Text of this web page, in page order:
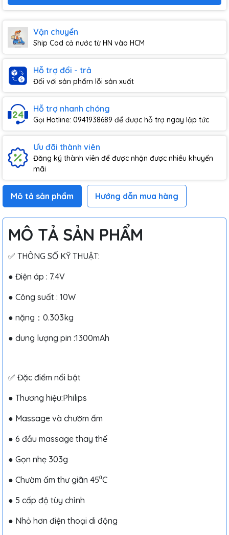
Vận chuyển
Ship Cod cả nước từ HN vào HCM
Hỗ trợ đổi - trả
Đối với sản phẩm lỗi sản xuất
Hỗ trợ nhanh chóng
Gọi Hotline: 0941938689 để được hỗ trợ ngay lập tức
Ưu đãi thành viên
Đăng ký thành viên để được nhận được nhiều khuyến
mãi
Mô tả sản phẩm Hướng dẫn mua hàng
MÔ TẢ SẢN PHẨM
✅ THÔNG SỐ KỸ THUẬT:
● Điện áp : 7.4V
● Công suất : 10W
● nặng：0.303kg
● dung lượng pin :1300mAh
✅ Đặc điểm nổi bật
● Thương hiệu:Philips
● Massage và chườm ấm
● 6 đầu massage thay thế
● Gọn nhẹ 303g
● Chườm ấm thư giãn 45⁰C
● 5 cấp độ tùy chỉnh
● Nhỏ hơn điện thoại di động